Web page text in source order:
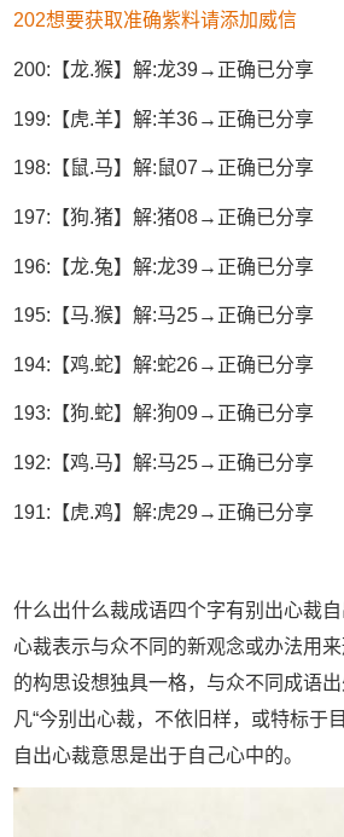
202想要获取准确紫料请添加威信
200:【龙.猴】解:龙39→正确已分享
199:【虎.羊】解:羊36→正确已分享
198:【鼠.马】解:鼠07→正确已分享
197:【狗.猪】解:猪08→正确已分享
196:【龙.兔】解:龙39→正确已分享
195:【马.猴】解:马25→正确已分享
194:【鸡.蛇】解:蛇26→正确已分享
193:【狗.蛇】解:狗09→正确已分享
192:【鸡.马】解:马25→正确已分享
191:【虎.鸡】解:虎29→正确已分享
什么出什么裁成语四个字有别出心裁
心裁表示与众不同的新观念或办法用
的构思设想独具一格，与众不同成语
凡“今别出心裁，不依旧样，或特标于
自出心裁意思是出于自己心中的。